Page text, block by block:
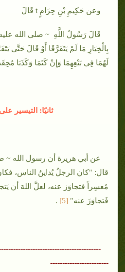
وعن حَكِيمِ بْنِ حِزَامٍ t قَالَ
قَالَ رَسُولُ اللَّهِ ~ صلى الله
بِالْخِيَارِ مَا لَمْ يَتَفَرَّقَا أَوْ قَالَ حَتَّى
لَهُمَا فِي بَيْعِهِمَا وَإِنْ كَتَمَا وَكَذَبَا
ثانيًا: التيسير
عن أبي هريرة أن رسول الله ~
قال: "كان الرجلُ يُداينُ الناس،
مُعسِراً فتجاوَز عنه، لعلَّ اللهَ أن
فَتجاوَزَ عنه" [5
]
.
------------------------